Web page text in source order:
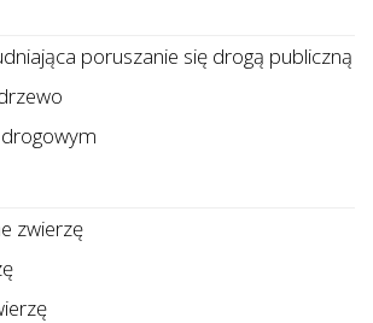
poruszanie się drogą publiczną
zwierzę